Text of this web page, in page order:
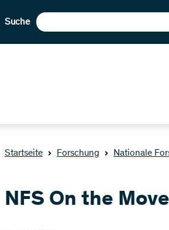
Suche
Startseite Forschung Nationale
NFS On the Move